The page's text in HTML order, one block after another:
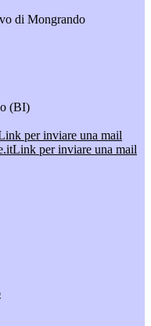
di Mongrando
(BI)
per inviare una mail
Link per inviare una mail